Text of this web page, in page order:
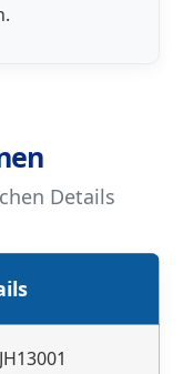
Details
JH13001